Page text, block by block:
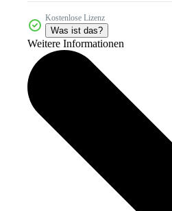
Kostenlose Lizenz
Was ist das?
Weitere Informationen